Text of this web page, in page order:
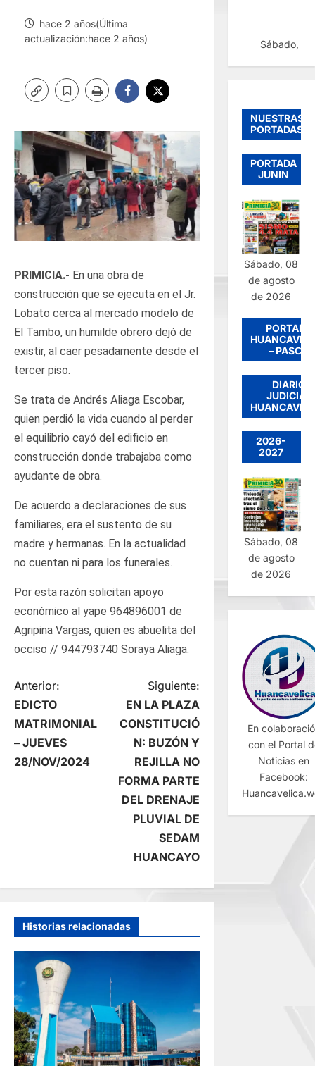
hace 2 años(Última
actualización:hace 2 años)
PRIMICIA.- En una obra de
construcción que se ejecuta en el Jr.
Lobato cerca al mercado modelo de
El Tambo, un humilde obrero dejó de
existir, al caer pesadamente desde el
tercer piso.
Se trata de Andrés Aliaga Escobar,
quien perdió la vida cuando al perder
el equilibrio cayó del edificio en
construcción donde trabajaba como
ayudante de obra.
De acuerdo a declaraciones de sus
familiares, era el sustento de su
madre y hermanas. En la actualidad
no cuentan ni para los funerales.
Por esta razón solicitan apoyo
económico al yape 964896001 de
Agripina Vargas, quien es abuelita del
occiso // 944793740 Soraya Aliaga.
N
a
v
c
i
ó
n
d
e
Anterior:
EDICTO
MATRIMONIAL
– JUEVES
28/NOV/2024
Siguiente:
EN LA PLAZA
CONSTITUCIÓ
N: BUZÓN Y
REJILLA NO
FORMA PARTE
DEL DRENAJE
PLUVIAL DE
SEDAM
HUANCAYO
Historias relacionadas
Sábado,
NUESTRAS
PORTADAS
PORTADA
JUNIN
Sábado, 08
de agosto
de 2026
PORTADA
– PASCO
DIARIO
JUDICIAL
2026-
2027
Sábado, 08
de agosto
de 2026
En
con el Portal
Noticias en
Facebook: